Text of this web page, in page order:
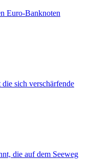
Euro-Banknoten
sich verschärfende
die auf dem Seeweg